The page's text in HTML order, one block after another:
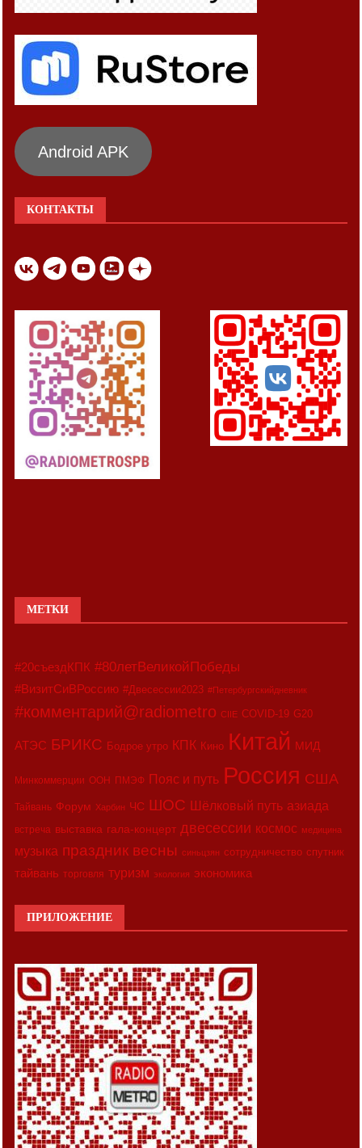
Android APK
КОНТАКТЫ
МЕТКИ
#20съездКПК #80летВеликойПобеды
#ВизитСиВРоссию #Двесессии2023 #Петербургскийдневник
#комментарий@radiometro CIIE COVID-19 G20
АТЭС БРИКС Бодрое утро КПК Кино Китай МИД
Минкоммерции ООН ПМЭФ Пояс и путь Россия США
Тайвань Форум Харбин ЧС ШОС Шёлковый путь азиада
встреча выставка гала-концерт двесессии космос медицина
музыка праздник весны синьцзян сотрудничество спутник
тайвань торговля туризм экология экономика
ПРИЛОЖЕНИЕ